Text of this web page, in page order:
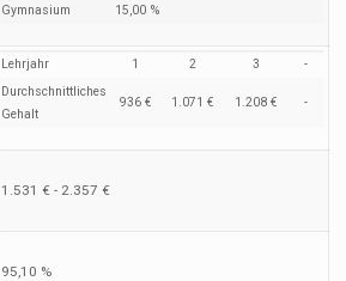
Gymnasium
15,00 %
Lehrjahr 1 2 3
-
Durchschnittliches
Gehalt
936 € 1.071 € 1.208 € -
1.531 € - 2.357 €
95,10 %